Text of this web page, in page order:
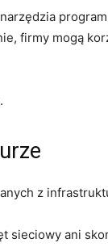
firmy mogą
z
sieciowy ani